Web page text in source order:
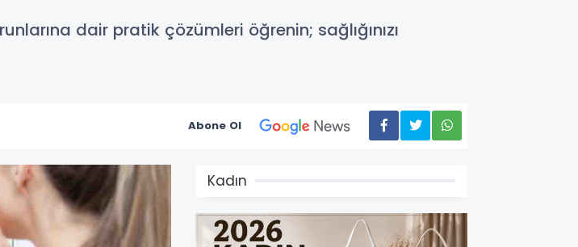
dair pratik çözümleri öğrenin; sağlığınızı
Abone Ol
Kadın